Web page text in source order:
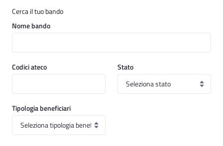
Cerca il tuo bando
Nome bando
Codici ateco Stato
Tipologia beneficiari